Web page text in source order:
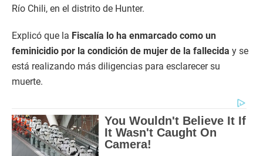
Río Chili, en el distrito de Hunter.
Explicó que la Fiscalía lo ha enmarcado como un
feminicidio por la condición de mujer de la fallecida y se
está realizando más diligencias para esclarecer su
muerte.